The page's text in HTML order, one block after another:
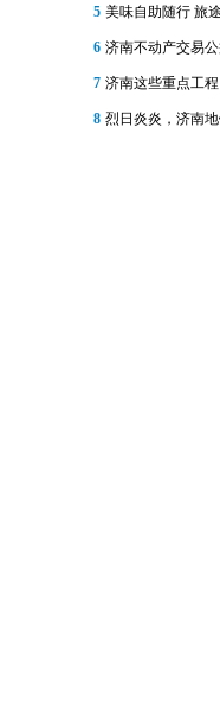
5 美味自助随行 旅
6 济南不动产交易
7 济南这些重点工
8 烈日炎炎，济南